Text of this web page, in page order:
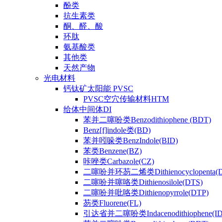
酚类
抗生素类
酮、醛、酸
环肽
氨基酸类
其他类
天然产物
光电材料
钙钛矿太阳能 PVSC
PVSC空穴传输材料HTM
给体中间体DI
苯并二噻吩类Benzodithiophene (BDT)
Benz[f]indole类(BD)
苯并吲哚类BenzIndole(BID)
苯类Benzene(BZ)
咔唑类Carbazole(CZ)
二噻吩并环芴二烯类
二噻吩并噻咯类Dithienosilole(DTS)
二噻吩并吡咯类Dithienopyrrole(DTP)
芴类Fluorene(FL)
引达省并二噻吩类